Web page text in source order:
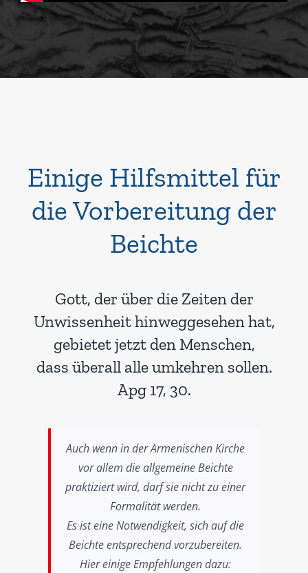
Einige Hilfsmittel für
die Vorbereitung der
Beichte
Gott, der über die Zeiten der
Unwissenheit hinweggesehen hat,
gebietet jetzt den Menschen,
dass überall alle umkehren sollen.
Apg 17, 30.
Auch wenn in der Armenischen Kirche
vor allem die allgemeine Beichte
praktiziert wird, darf sie nicht zu einer
Formalität werden.
Es ist eine Notwendigkeit, sich auf die
Beichte entsprechend vorzubereiten.
Hier einige Empfehlungen dazu: